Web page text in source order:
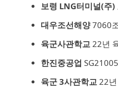
보령 LNG터미널(주)
대우조선해양7060
육군사관학교22년
한진중공업
육군 3사관학교22년